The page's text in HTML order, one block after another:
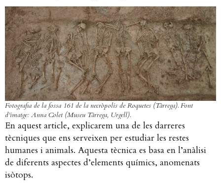
Fotografia de la fossa 161 de la necròpolis de Roquetes (Tàrrega). Font
d’imatge: Anna Colet (Museu Tàrrega, Urgell).
En aquest article, explicarem una de les darreres
tècniques que ens serveixen per estudiar les restes
humanes i animals. Aquesta tècnica es basa en l’anàlisi
de diferents aspectes d’elements químics, anomenats
isòtops.